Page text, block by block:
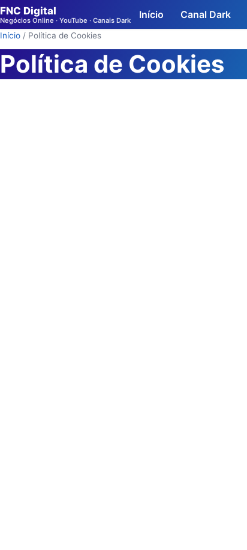
FNC Digital
Negócios Online · YouTube · Canais Dark Início Canal Dark
Início / Política de Cookies
Política de Cookies